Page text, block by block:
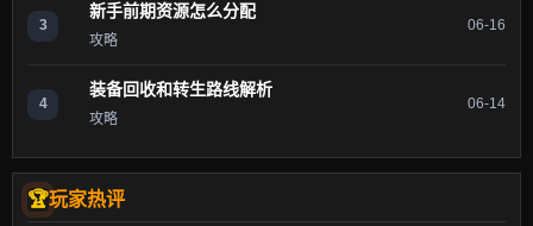
3
新手前期资源怎么分配
攻略
06-16
4
装备回收和转生路线解析
攻略
06-14
玩家热评